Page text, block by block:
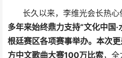
长久以来，李维光会长热心
多年来始终鼎力支持“文化中国
根廷赛区各项赛事举办。本次
方中文歌曲大赛100万比索，全